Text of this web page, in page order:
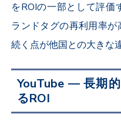
をROIの一部として評
ランドタグの再利用率が
続く点が他国との大きな
YouTube ― 長期
るROI